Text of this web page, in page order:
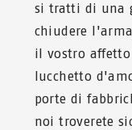
si tratti di una
chiudere
il vostro affetto
lucchetto
porte di
noi troverete